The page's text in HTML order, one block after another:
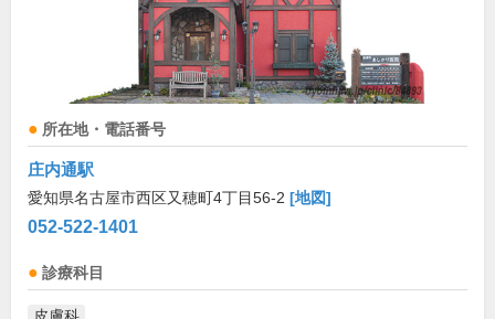
所在地・電話番号
庄内通駅
愛知県名古屋市西区又穂町4丁目56-2 [地図]
052-522-1401
診療科目